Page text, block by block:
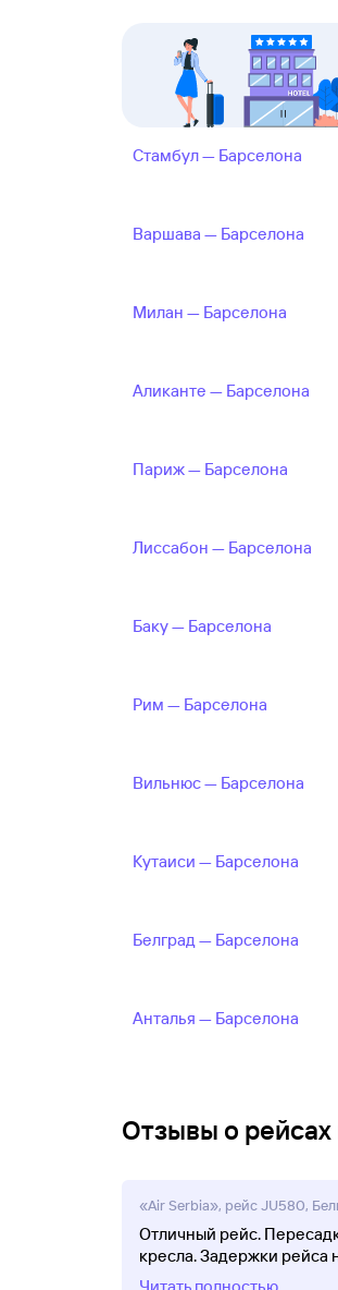
Стамбул — Барселона
Варшава — Барселона
Милан — Барселона
Аликанте — Барселона
Париж — Барселона
Лиссабон — Барселона
Баку — Барселона
Рим — Барселона
Вильнюс — Барселона
Кутаиси — Барселона
Белград — Барселона
Анталья — Барселона
Отзывы о рейсах
«Air Serbia», рейс JU580,
Отличный рейс.
кресла. Задержки рейса